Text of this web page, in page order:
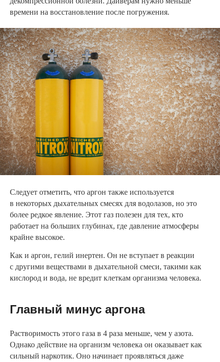
времени на восстановление после погружения.
Следует отметить, что аргон также используется
в некоторых дыхательных смесях для водолазов, но это
более редкое явление. Этот газ полезен для тех, кто
работает на больших глубинах, где давление атмосферы
крайне высокое.
Как и аргон, гелий инертен. Он не вступает в реакции
с другими веществами в дыхательной смеси, такими как
кислород и вода, не вредит клеткам организма человека.
Главный минус аргона
Растворимость этого газа в 4 раза меньше, чем у азота.
Однако действие на организм человека он оказывает как
сильный наркотик. Оно начинает проявляться даже